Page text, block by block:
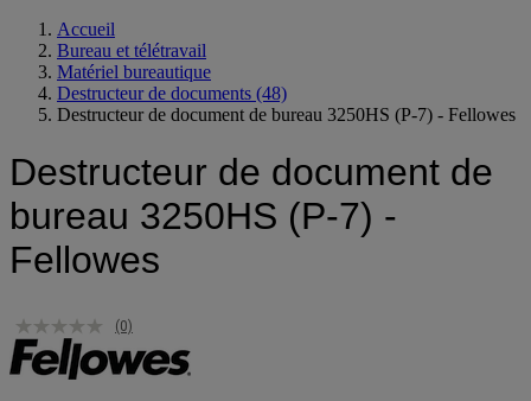
Accueil
Bureau et télétravail
Matériel bureautique
Destructeur de documents (48)
Destructeur de document de bureau 3250HS (P-7) - Fellowes
Destructeur de document de
bureau 3250HS (P-7) -
Fellowes
(0)